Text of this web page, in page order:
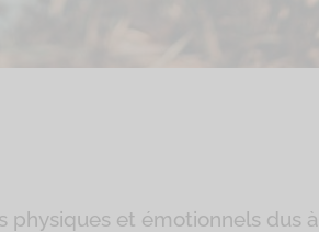
et émotionnels dus à